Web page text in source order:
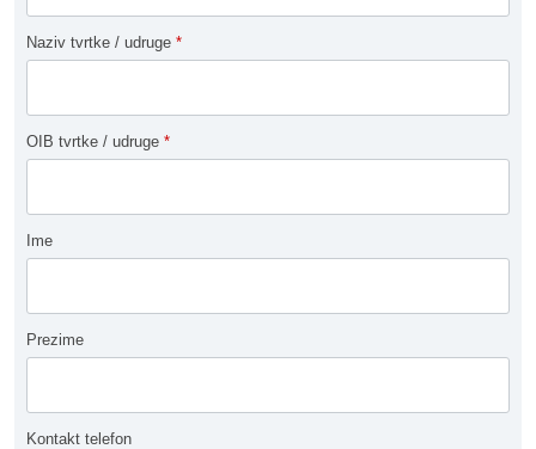
Naziv tvrtke / udruge *
OIB tvrtke / udruge *
Ime
Prezime
Kontakt telefon